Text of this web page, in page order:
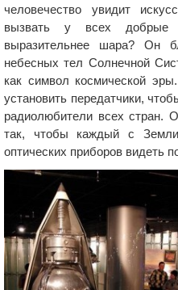
человечество увидит
вызвать у всех
выразительнее шара? Он
небесных тел Солнечной
как символ космической
установить передатчики,
радиолюбители всех стран.
так, чтобы каждый с
оптических приборов видеть